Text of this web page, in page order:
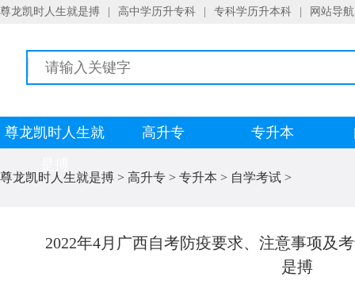
尊龙凯时人生就是搏 高中学历升专科 专科学历升本科 网站导航
尊龙凯时人生就
高升专 专升本
尊龙凯时人生就是搏 > 高升专 > 专升本 > 自学考试 >
2022年4月广西自考防疫要求、注意事项及
是搏